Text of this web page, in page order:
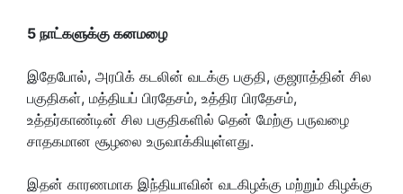
5 நாட்களுக்கு கனமழை
இதேபோல், அரபிக் கடலின் வடக்கு பகுதி, குஜராத்தின் சில
பகுதிகள், மத்தியப் பிரதேசம், உத்திர பிரதேசம்,
உத்தர்காண்டின் சில பகுதிகளில் தென் மேற்கு பருவழை
சாதகமான சூழலை உருவாக்கியுள்ளது.
இதன் காரணமாக இந்தியாவின் வடகிழக்கு மற்றும் கிழக்கு